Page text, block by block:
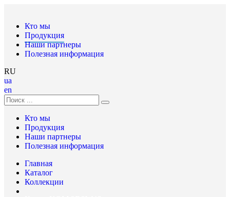
Кто мы
Продукция
Наши партнеры
Полезная информация
RU
ua
en
Кто мы
Продукция
Наши партнеры
Полезная информация
Главная
Каталог
Коллекции